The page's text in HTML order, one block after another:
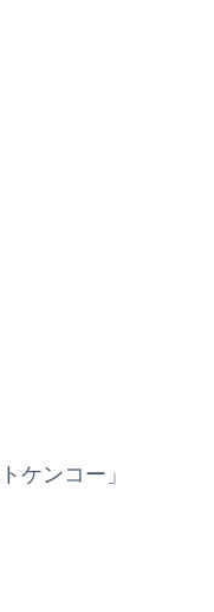
ケンコー」